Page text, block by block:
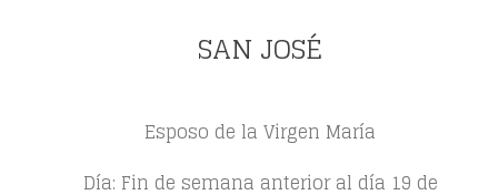
SAN JOSÉ
Esposo de la Virgen María
Día: Fin de semana anterior al día 19 de